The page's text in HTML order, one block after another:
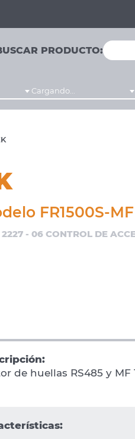
PRODUCTO:
Cargando...
FR1500S-MF
- 06 CONTROL DE
de huellas RS485 y